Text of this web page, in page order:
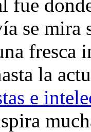
fue
se
fresca
la
e